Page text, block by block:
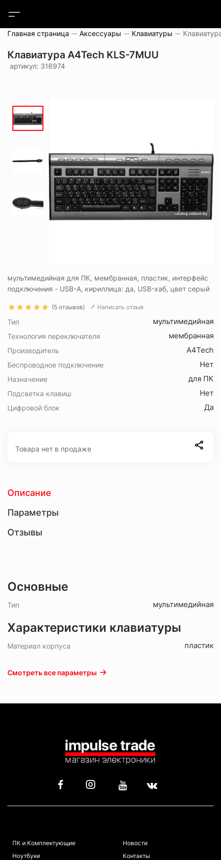
Главная страница Аксессуары Клавиатуры
Клавиатура A4Tech KLS-7MUU
артикул: 316974
мультимедийная для ПК, мембранная, пластик, интерфейс
подключения - USB-A, кириллица: да, USB-хаб, цвет серый
(5 отзывов) Написать отзыв
Тип мультимедийная
Технология переключателя мембранная
Производитель A4Tech
Беспроводное подключение Нет
Назначение для ПК
Подсветка клавиш Нет
Цифровой блок Да
Товара нет в продаже
Описание
Параметры
Отзывы
Основные
Тип мультимедийная
Характеристики клавиатуры
Материал корпуса пластик
Смотреть все параметры
ПК и Комплектующие
Ноутбуки
Новости
Контакты